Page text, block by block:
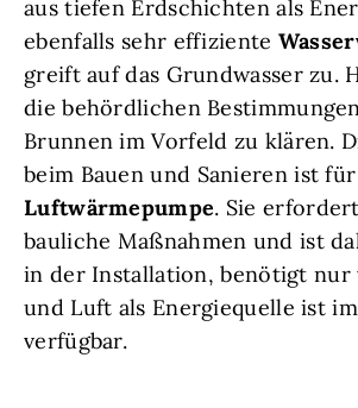
aus tiefen Erdschichten als
ebenfalls sehr effiziente
greift auf das Grundwasser zu.
die behördlichen
Brunnen im Vorfeld zu klären.
beim Bauen und Sanieren ist
Luftwärmepumpe. Sie
bauliche Maßnahmen und ist
in der Installation, benötigt nur
und Luft als Energiequelle ist
verfügbar.